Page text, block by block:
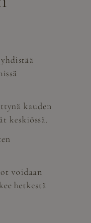
kauden
keskiössä.
voidaan
hetkestä